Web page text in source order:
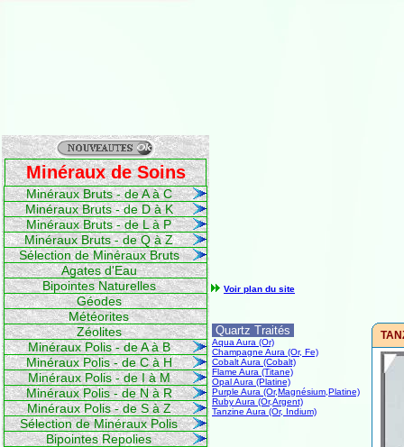
Minéraux de Soins
Minéraux Bruts - de A à C
Minéraux Bruts - de D à K
Minéraux Bruts - de L à P
Minéraux Bruts - de Q à Z
Sélection de Minéraux Bruts
Agates d'Eau
Bipointes Naturelles
Géodes
Météorites
Zéolites
Minéraux Polis - de A à B
Minéraux Polis - de C à H
Minéraux Polis - de I à M
Minéraux Polis - de N à R
Minéraux Polis - de S à Z
Sélection de Minéraux Polis
Bipointes Repolies
Voir plan du site
Quartz Traités
Aqua Aura (Or)
Champagne Aura (Or, Fe)
Cobalt Aura (Cobalt)
Flame Aura (Titane)
Opal Aura (Platine)
Purple Aura (Or,Magnésium,Platine)
Ruby Aura (Or,Argent)
Tanzine Aura (Or, Indium)